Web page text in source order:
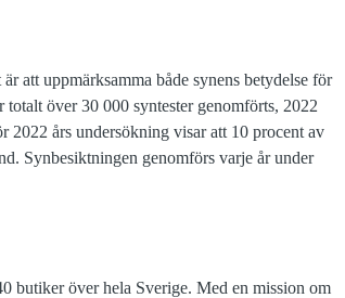
att uppmärksamma både synens betydelse för
över 30 000 syntester genomförts, 2022
2022 års undersökning visar att 10 procent av
Synbesiktningen genomförs varje år under
butiker över hela Sverige. Med en mission om